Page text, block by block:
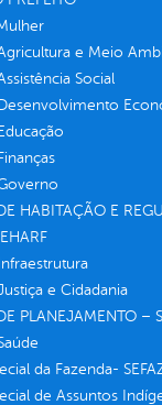
e Meio
Social
HABITAÇÃO E
e Cidadania
PLANEJAMENTO –
da Fazenda-
de Assuntos